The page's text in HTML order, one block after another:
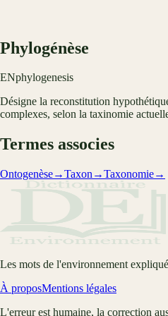
Phylogénèse
ENphylogenesis
Désigne la reconstitution
complexes, selon la taxinomie
Termes associes
Ontogenèse→Taxon →Taxonomie→
Les mots de l'environnement
À proposMentions légales
L'erreur est humaine, la correction